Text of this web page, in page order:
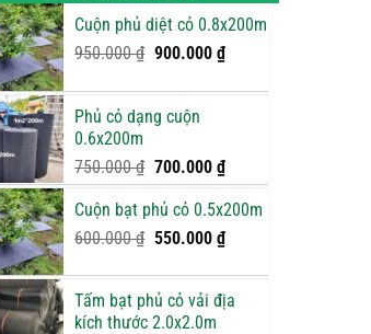
Cuộn phủ diệt cỏ 0.8x200m
950.000₫ Giá
là:
950.000 ₫.
900.000₫Giá
tại
Phủ cỏ dạng cuộn
0.6x200m
750.000₫ Giá
gốc
là:
750.000 ₫.
700.000₫Giá
hiện
tại
là:
Cuộn bạt phủ cỏ 0.5x200m
600.000₫ Giá
là:
600.000 ₫.
550.000₫Giá
tại
là:
Tấm bạt phủ cỏ vải địa
kích thước 2.0x2.0m